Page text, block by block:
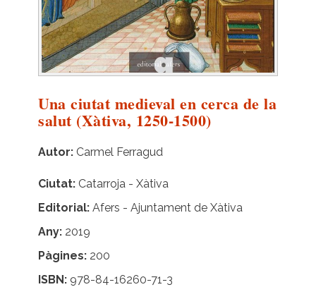
Una ciutat medieval en cerca de la
salut (Xàtiva, 1250-1500)
Autor Carmel Ferragud
Ciutat Catarroja - Xàtiva
Editorial Afers - Ajuntament de Xàtiva
Any 2019
Pàgines 200
ISBN 978-84-16260-71-3